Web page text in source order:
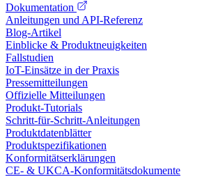
Dokumentation
Anleitungen und API-Referenz
Blog-Artikel
Einblicke & Produktneuigkeiten
Fallstudien
IoT-Einsätze in der Praxis
Pressemitteilungen
Offizielle Mitteilungen
Produkt-Tutorials
Schritt-für-Schritt-Anleitungen
Produktdatenblätter
Produktspezifikationen
Konformitätserklärungen
CE- & UKCA-Konformitätsdokumente